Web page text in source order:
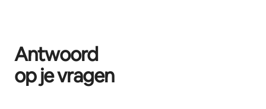
Antwoord
op je vragen